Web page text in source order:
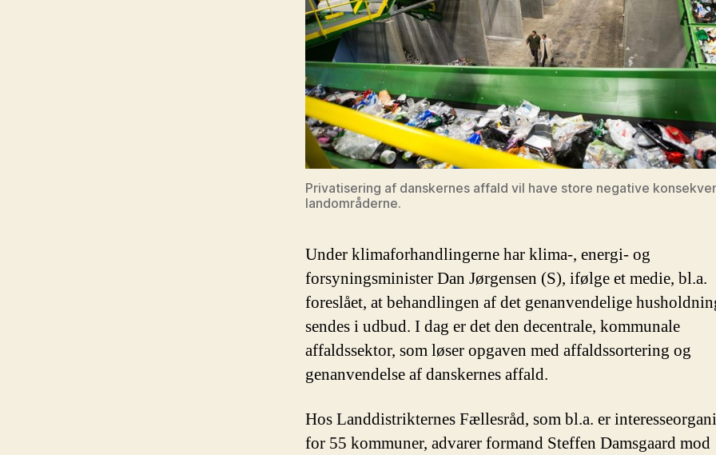
Privatisering af danskernes affald vil have store negative
landområderne.
Under klimaforhandlingerne har klima-, energi- og
forsyningsminister Dan Jørgensen (S), ifølge et medie, bl.a.
foreslået, at behandlingen af det genanvendelige
sendes i udbud. I dag er det den decentrale, kommunale
affaldssektor, som løser opgaven med affaldssortering og
genanvendelse af danskernes affald.
Hos Landdistrikternes Fællesråd, som bl.a. er
for 55 kommuner, advarer formand Steffen Damsgaard mod